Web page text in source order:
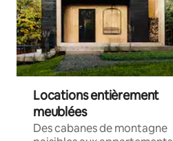
Locations entièrement
meublées
Des cabanes de montagne